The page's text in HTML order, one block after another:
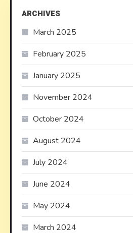
ARCHIVES
March 2025
February 2025
January 2025
November 2024
October 2024
August 2024
July 2024
June 2024
May 2024
March 2024